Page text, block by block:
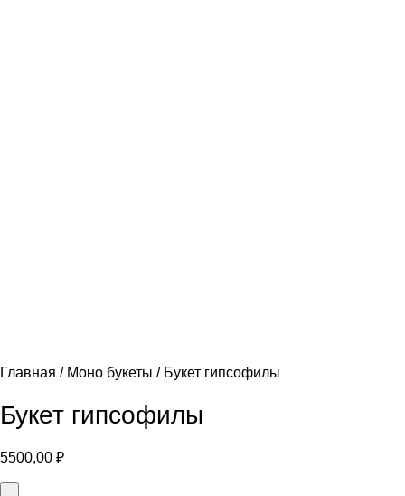
Главная Моно букеты Букет гипсофилы
Букет гипсофилы
5500,00 ₽